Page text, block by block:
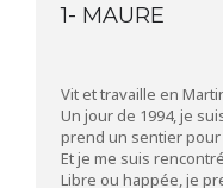
1- MAURE
Vit et travaille en
Un jour de 1994, je
prend un sentier
Et je me suis
Libre ou happée, je